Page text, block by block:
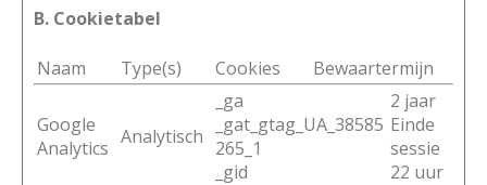
B. Cookietabel
Naam Type(s) Cookies Bewaartermijn
Google
Analytics Analytisch
_ga
_gat_gtag_UA_38585
265_1
_gid
2 jaar
Einde
sessie
22 uur